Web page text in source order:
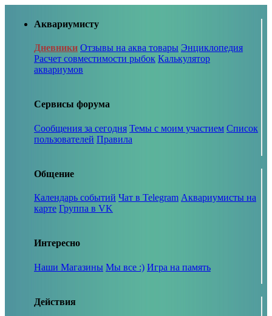
Аквариумисту
Дневники Отзывы на аква товары Энциклопедия
Расчет совместимости рыбок Калькулятор
аквариумов
Сервисы форума
Сообщения за сегодня Темы с моим участием Список
пользователей Правила
Общение
Календарь событий Чат в Telegram Аквариумисты на
карте Группа в VK
Интересно
Наши Магазины Мы все :) Игра на память
Действия